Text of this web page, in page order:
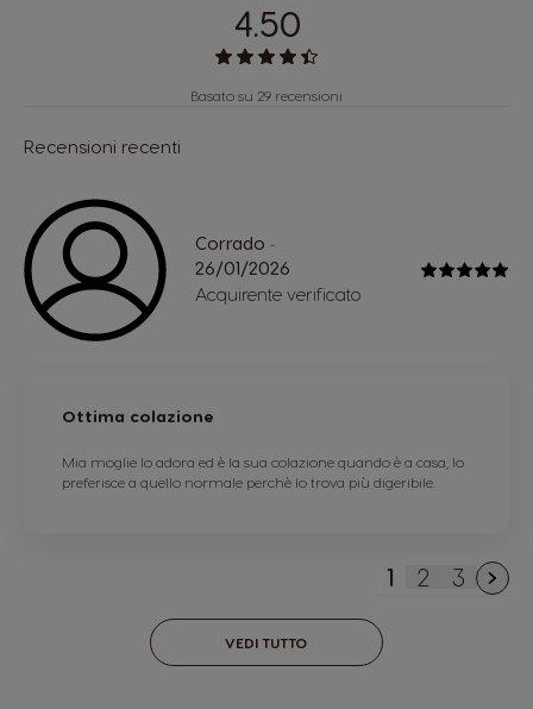
4.50
Basato su 29 recensioni
Recensioni recenti
Corrado -
26/01/2026
Acquirente verificato
Ottima colazione
Mia moglie lo adora ed è la sua colazione quando è a casa, lo
preferisce a quello normale perchè lo trova più digeribile.
Attualmente
1 Pagina
2 Pagina
3
VEDI TUTTO